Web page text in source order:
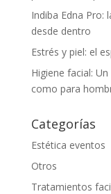
Indiba Edna Pro:
desde dentro
Estrés y piel: el
Higiene facial:
como para
Categorías
Estética eventos
Otros
Tratamientos